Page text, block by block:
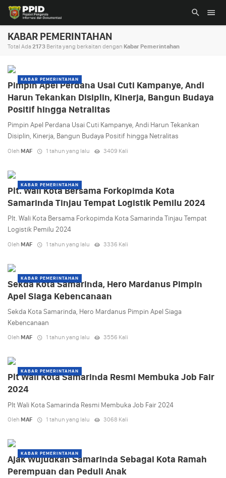
KABAR PEMERINTAHAN
Total Ada2173 Berita yang berkaitan dengan Kabar Pemerintahan
KABAR PEMERINTAHAN
Pimpin Apel Perdana Usai Cuti Kampanye, Andi
Harun Tekankan Disiplin, Kinerja, Bangun Budaya
Positif hingga Netralitas
Pimpin Apel Perdana Usai Cuti Kampanye, Andi Harun Tekankan
Disiplin, Kinerja, Bangun Budaya Positif hingga Netralitas
Oleh MAF 1 tahun yang lalu 3409 Kali
KABAR PEMERINTAHAN
Plt. Wali Kota Bersama Forkopimda Kota
Samarinda Tinjau Tempat Logistik Pemilu 2024
Plt. Wali Kota Bersama Forkopimda Kota Samarinda Tinjau Tempat
Logistik Pemilu 2024
Oleh MAF 1 tahun yang lalu 3336 Kali
KABAR PEMERINTAHAN
Sekda Kota Samarinda, Hero Mardanus Pimpin
Apel Siaga Kebencanaan
Sekda Kota Samarinda, Hero Mardanus Pimpin Apel Siaga
Kebencanaan
Oleh MAF 1 tahun yang lalu 3556 Kali
KABAR PEMERINTAHAN
Plt Wali Kota Samarinda Resmi Membuka Job Fair
2024
Plt Wali Kota Samarinda Resmi Membuka Job Fair 2024
Oleh MAF 1 tahun yang lalu 3068 Kali
KABAR PEMERINTAHAN
Ajak Wujudkan Samarinda Sebagai Kota Ramah
Perempuan dan Peduli Anak